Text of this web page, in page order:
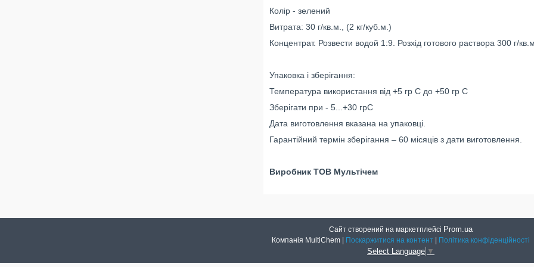
Колір - зелений
Витрата: 30 г/кв.м., (2 кг/куб.м.)
Концентрат. Розвести водой 1:9. Розхід готового раствора 300 г/
Упаковка і зберігання:
Температура використання від +5 гр С до +50 гр С
Зберігати при - 5...+30 грС
Дата виготовлення вказана на упаковці.
Гарантійний термін зберігання – 60 місяців з дати виготовлення.
Виробник ТОВ Мультічем
Сайт створений на маркетплейсі Prom.ua
Поскаржитися на контент Політика конфіденційності
Select Language ▼